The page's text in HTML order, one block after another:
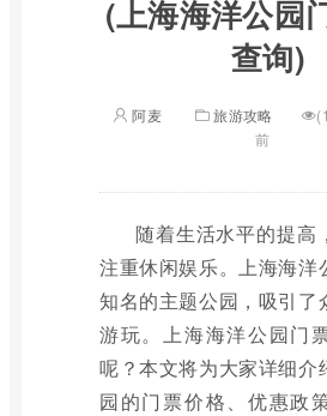
(上海海洋公园
查询)
阿麦 旅游攻略
前
随着生活水平的提高
注重休闲娱乐。上海海洋
知名的主题公园，吸引了
游玩。上海海洋公园门
呢？本文将为大家详细介
园的门票价格、优惠政